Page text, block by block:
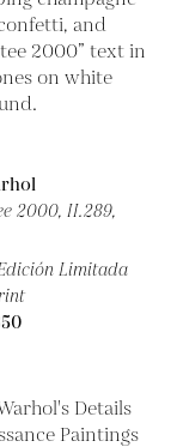
2000, II.289,
Limitada